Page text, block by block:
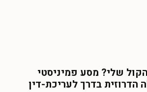
שלי? מסע פמיניסטי
הדרוזית בדרך לעריכת-דין